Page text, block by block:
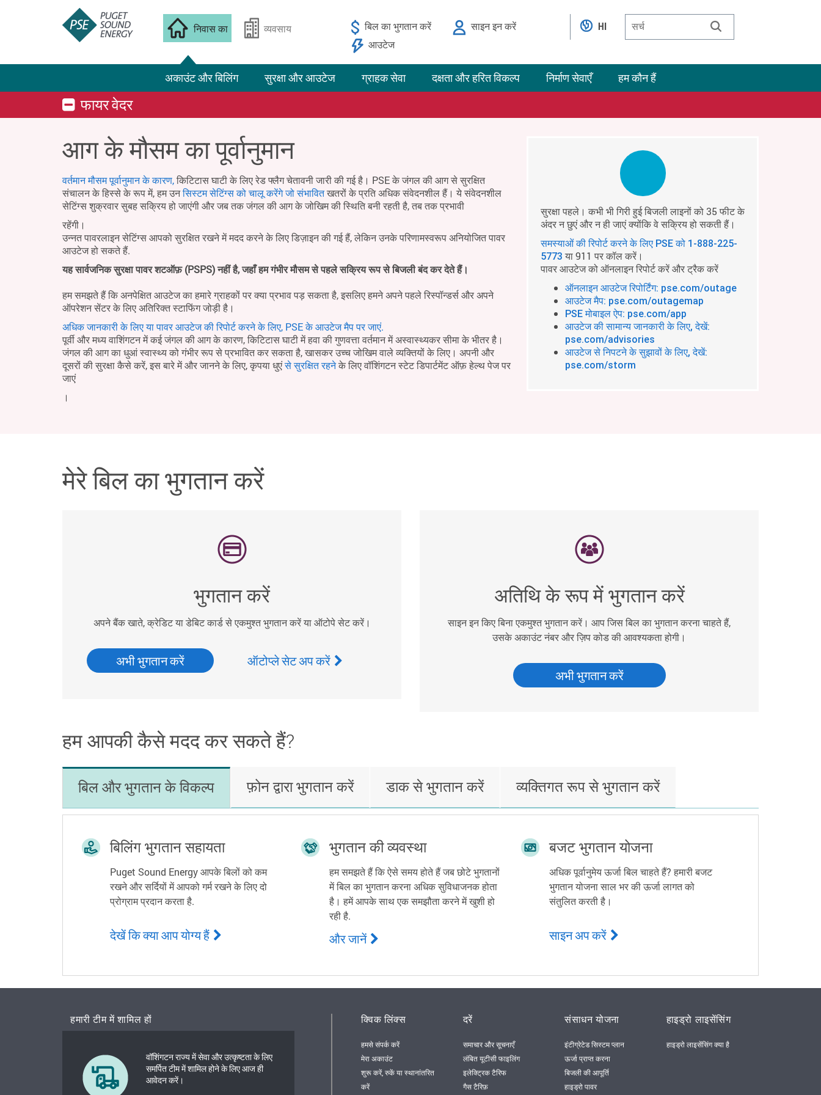
निवास का
अकाउंट और बिलिंग सुरक्षा और आउटेज ग्राहक सेवा दक्षता और हरित विकल्प निर्माण सेवाएँ हम कौन हैं
व्यवसाय बिल का भुगतान करें
साइन इन करें
आउटेज
HI
फायर वेदर
आग के मौसम का पूर्वानुमान
वर्तमान मौसम पूर्वानुमान के कारण,किटिटास घाटी के लिए रेड फ्लैग चेतावनी जारी की गई है। PSE के जंगल की आग से सुरक्षित
संचालन के हिस्से के रूप में, हम उनसिस्टम सेटिंग्स को चालू करेंगे जो संभावितखतरों के प्रति अधिक संवेदनशील हैं। ये संवेदनशील
सेटिंग्स शुक्रवार सुबह सक्रिय हो जाएंगी और जब तक जंगल की आग के जोखिम की स्थिति बनी रहती है, तब तक प्रभावी
रहेंगी।
उन्नत पावरलाइन सेटिंग्स आपको सुरक्षित रखने में मदद करने के लिए डिज़ाइन की गई हैं, लेकिन उनके परिणामस्वरूप अनियोजित पावर
आउटेज हो सकते हैं.
यह सार्वजनिक सुरक्षा पावर शटऑफ़ (PSPS) नहीं है, जहाँ हम गंभीर मौसम से पहले सक्रिय रूप से बिजली बंद कर देते हैं।
हम समझते हैं कि अनपेक्षित आउटेज का हमारे ग्राहकों पर क्या प्रभाव पड़ सकता है, इसलिए हमने अपने पहले रिस्पॉन्डर्स और अपने
ऑपरेशन सेंटर के लिए अतिरिक्त स्टाफिंग जोड़ी है।
अधिक जानकारी के लिए या पावर आउटेज की रिपोर्ट करने के लिए, PSE के आउटेज मैप पर जाएं.
पूर्वी और मध्य वाशिंगटन में कई जंगल की आग के कारण, किटिटास घाटी में हवा की गुणवत्ता वर्तमान में अस्वास्थ्यकर सीमा के भीतर है।
जंगल की आग का धुआं स्वास्थ्य को गंभीर रूप से प्रभावित कर सकता है, खासकर उच्च जोखिम वाले व्यक्तियों के लिए। अपनी और
दूसरों की सुरक्षा कैसे करें, इस बारे में और जानने के लिए, कृपया धुएंसे सुरक्षित रहनेके लिए वॉशिंगटन स्टेट डिपार्टमेंट ऑफ़ हेल्थ पेज पर
जाएं
।
सुरक्षा पहले। कभी भी गिरी हुई बिजली लाइनों को 35 फीट के
अंदर न छुएं और न ही जाएं क्योंकि वे सक्रिय हो सकती हैं।
समस्याओं की रिपोर्ट करने के लिए PSE को 1-888-225-
5773 या 911 पर कॉल करें।
पावर आउटेज को ऑनलाइन रिपोर्ट करें और ट्रैक करें
ऑनलाइन आउटेज रिपोर्टिंग: pse.com/outage
आउटेज मैप: pse.com/outagemap
PSE मोबाइल ऐप: pse.com/app
आउटेज की सामान्य जानकारी के लिए, देखें:
pse.com/advisories
आउटेज से निपटने के सुझावों के लिए, देखें:
pse.com/storm
मेरे बिल का भुगतान करें
भुगतान करें
अपने बैंक खाते, क्रेडिट या डेबिट कार्ड से एकमुश्त भुगतान करें या ऑटोपे सेट करें।
अभी भुगतान करें ऑटोप्ले सेट अप करें
अतिथि के रूप में भुगतान करें
साइन इन किए बिना एकमुश्त भुगतान करें। आप जिस बिल का भुगतान करना चाहते हैं,
उसके अकाउंट नंबर और ज़िप कोड की आवश्यकता होगी।
अभी भुगतान करें
हम आपकी कैसे मदद कर सकते हैं?
बिल और भुगतान के विकल्प फ़ोन द्वारा भुगतान करें डाक से भुगतान करें व्यक्तिगत रूप से भुगतान करें
बिलिंग भुगतान सहायता
Puget Sound Energy आपके बिलों को कम
रखने और सर्दियों में आपको गर्म रखने के लिए दो
प्रोग्राम प्रदान करता है.
देखें कि क्या आप योग्य हैं
भुगतान की व्यवस्था
हम समझते हैं कि ऐसे समय होते हैं जब छोटे भुगतानों
में बिल का भुगतान करना अधिक सुविधाजनक होता
है। हमें आपके साथ एक समझौता करने में खुशी हो
रही है.
और जानें
बजट भुगतान योजना
अधिक पूर्वानुमेय ऊर्जा बिल चाहते हैं? हमारी बजट
भुगतान योजना साल भर की ऊर्जा लागत को
संतुलित करती है।
साइन अप करें
हमारी टीम में शामिल हों
वॉशिंगटन राज्य में सेवा और उत्कृष्टता के लिए
समर्पित टीम में शामिल होने के लिए आज ही
आवेदन करें।
क्विक लिंक्स
हमसे संपर्क करें
मेरा अकाउंट
शुरू करें, रुकें या स्थानांतरित
करें
दरें
समाचार और सूचनाएँ
लंबित यूटीसी फाइलिंग
इलेक्ट्रिक टैरिफ
गैस टैरिफ़
संसाधन योजना
इंटीग्रेटेड सिस्टम प्लान
ऊर्जा प्राप्त करना
बिजली की आपूर्ति
हाइड्रो पावर
हाइड्रो लाइसेंसिंग
हाइड्रो लाइसेंसिंग क्या है